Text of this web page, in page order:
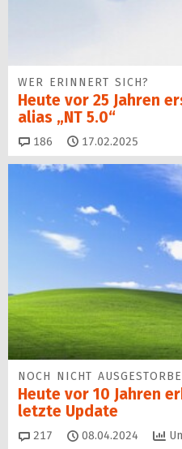
WER ERINNERT SICH?
Heute vor 25 Jahren
alias „NT 5.0“
186 Kommentare
17.02.2025
NOCH NICHT
Heute vor 10 Jahren
letzte Update
217 Kommentare
08.04.2024